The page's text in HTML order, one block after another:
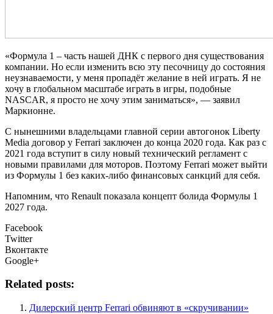
«Формула 1 – часть нашей ДНК c первого дня существования
компании. Но если изменить всю эту песочницу до состояния
неузнаваемости, у меня пропадёт желание в ней играть. Я не
хочу в глобальном масштабе играть в игры, подобные
NASCAR, я просто не хочу этим заниматься», — заявил
Маркионне.
С нынешними владельцами главной серии автогонок Liberty
Media договор у Ferrari заключен до конца 2020 года. Как раз с
2021 года вступит в силу новый технический регламент с
новыми правилами для моторов. Поэтому Ferrari может выйти
из Формулы 1 без каких-либо финансовых санкций для себя.
Напомним, что Renault показала концепт болида Формулы 1
2027 года.
Facebook
Twitter
Вконтакте
Google+
Related posts:
Дилерский центр Ferrari обвиняют в «скручивании»